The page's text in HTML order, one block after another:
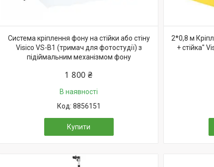
Система кріплення фону на стійки або стіну
Visico VS-B1 (тримач для фотостудії) з
підіймальним механізмом фону
1 800 ₴
В наявності
8856151
Купити
2*0,8 м
+ стійка"